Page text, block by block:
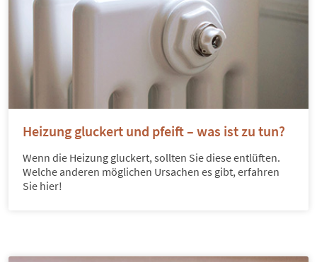
Heizung gluckert und pfeift – was ist zu tun?
Wenn die Heizung gluckert, sollten Sie diese entlüften.
Welche anderen möglichen Ursachen es gibt, erfahren
Sie hier!